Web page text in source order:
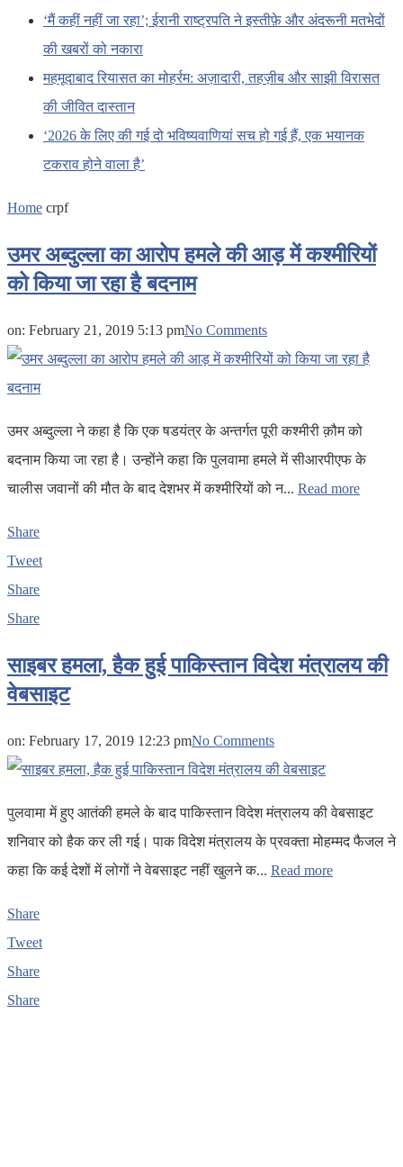
‘मैं कहीं नहीं जा रहा’; ईरानी राष्ट्रपति ने इस्तीफ़े और अंदरूनी मतभेदों
की खबरों को नकारा
महमूदाबाद रियासत का मोहर्रम: अज़ादारी, तहज़ीब और साझी विरासत
की जीवित दास्तान
‘2026 के लिए की गई दो भविष्यवाणियां सच हो गई हैं, एक भयानक
टकराव होने वाला है’
Home crpf
उमर अब्दुल्ला का आरोप हमले की आड़ में कश्मीरियों
को किया जा रहा है बदनाम
on: February 21, 2019 5:13 pmNo Comments
उमर अब्दुल्ला ने कहा है कि एक षडयंत्र के अन्तर्गत पूरी कश्मीरी क़ौम को
बदनाम किया जा रहा है। उन्होंने कहा कि पुलवामा हमले में सीआरपीएफ के
चालीस जवानों की मौत के बाद देशभर में कश्मीरियों को न... Read more
Share
Tweet
Share
Share
साइबर हमला, हैक हुई पाकिस्तान विदेश मंत्रालय की
वेबसाइट
on: February 17, 2019 12:23 pmNo Comments
पुलवामा में हुए आतंकी हमले के बाद पाकिस्तान विदेश मंत्रालय की वेबसाइट
शनिवार को हैक कर ली गई। पाक विदेश मंत्रालय के प्रवक्ता मोहम्मद फैजल ने
कहा कि कई देशों में लोगों ने वेबसाइट नहीं खुलने क... Read more
Share
Tweet
Share
Share